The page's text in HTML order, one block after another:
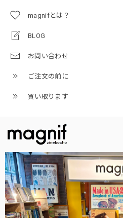
magnifとは？
BLOG
お問い合わせ
ご注文の前に
買い取ります